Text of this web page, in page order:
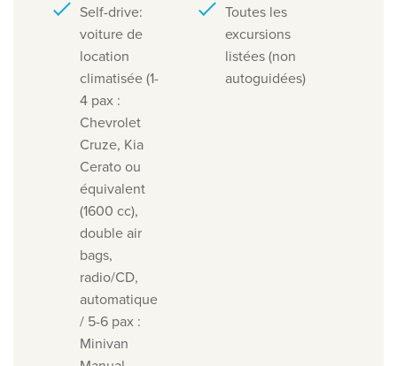
Self-drive:
voiture de
location
climatisée (1-
4 pax :
Chevrolet
Cruze, Kia
Cerato ou
équivalent
(1600 cc),
double air
bags,
radio/CD,
automatique
/ 5-6 pax :
Minivan
Toutes les
excursions
listées (non
autoguidées)